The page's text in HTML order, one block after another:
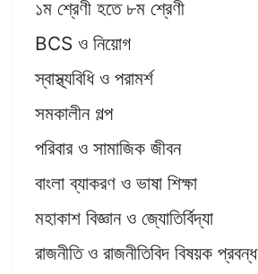
১ম শ্রেণী হতে ৮ম শ্রেণী
BCS ও নিয়োগ
স্বাস্থ্যবিধি ও পরামর্শ
সমকালীন গল্প
পরিবার ও সামাজিক জীবন
বাংলা ব্যাকরণ ও ভাষা শিক্ষা
মহাকাশ বিজ্ঞান ও জ্যোতির্বিদ্যা
রাজনীতি ও রাজনীতিবিদ বিষয়ক প্রবন্ধ